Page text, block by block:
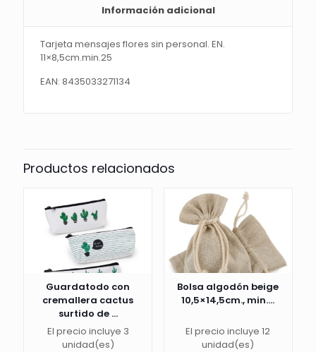
Información adicional
Tarjeta mensajes flores sin personal. EN.
11×8,5cm.min.25
EAN: 8435033271134
Productos relacionados
Guardatodo con
cremallera cactus
surtido de ...
El precio incluye 3
unidad(es)
Bolsa algodón beige
10,5×14,5cm., min....
El precio incluye 12
unidad(es)